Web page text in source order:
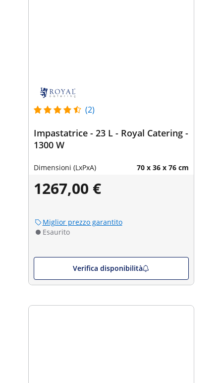
(2)
Impastatrice - 23 L - Royal Catering -
1300 W
Dimensioni (LxPxA) 70 x 36 x 76 cm
1267,00 €
Miglior prezzo garantito
Esaurito
Verifica disponibilità